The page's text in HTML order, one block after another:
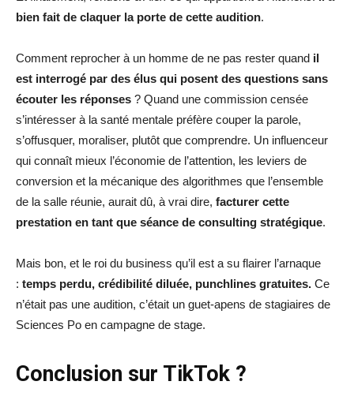
bien fait de claquer la porte de cette audition.
Comment reprocher à un homme de ne pas rester quand il
est interrogé par des élus qui posent des questions sans
écouter les réponses ? Quand une commission censée
s’intéresser à la santé mentale préfère couper la parole,
s’offusquer, moraliser, plutôt que comprendre. Un influenceur
qui connaît mieux l’économie de l’attention, les leviers de
conversion et la mécanique des algorithmes que l’ensemble
de la salle réunie, aurait dû, à vrai dire, facturer cette
prestation en tant que séance de consulting stratégique.
Mais bon, et le roi du business qu’il est a su flairer l’arnaque
: temps perdu, crédibilité diluée, punchlines gratuites. Ce
n’était pas une audition, c’était un guet-apens de stagiaires de
Sciences Po en campagne de stage.
Conclusion sur TikTok ?